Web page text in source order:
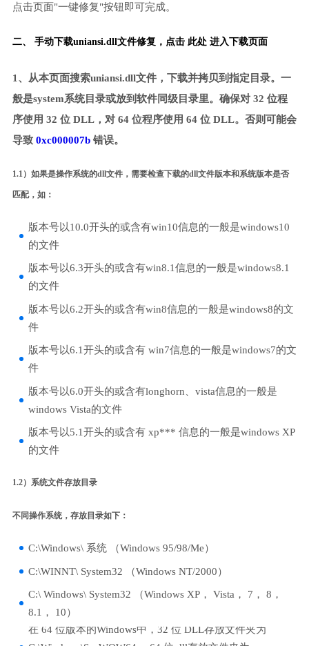
点击页面"一键修复"按钮即可完成。
二、 手动下载uniansi.dll文件修复， 点击 此处 进入下载页面
1、从本页面搜索uniansi.dll文件，下载并拷贝到指定目录。一
般是system系统目录或放到软件同级目录里。确保对 32 位程
序使用 32 位 DLL，对 64 位程序使用 64 位 DLL。否则可能会
导致 0xc000007b错误。
1.1）如果是操作系统的dll文件，需要检查下载的dll文件版本和系统版本是否
匹配，如：
版本号以10.0开头的或含有win10信息的一般是windows10
的文件
版本号以6.3开头的或含有win8.1信息的一般是windows8.1
的文件
版本号以6.2开头的或含有win8信息的一般是windows8的文
件
版本号以6.1开头的或含有 win7信息的一般是windows7的文
件
版本号以6.0开头的或含有longhorn、vista信息的一般是
windows Vista的文件
版本号以5.1开头的或含有 xp*** 信息的一般是windows XP
的文件
1.2）系统文件存放目录
不同操作系统，存放目录如下：
C:\Windows\ 系统 （Windows 95/98/Me）
C:\WINNT\ System32 （Windows NT/2000）
C:\ Windows\ System32 （Windows XP， Vista， 7， 8，
8.1， 10）
在 64 位版本的Windows中，32 位 DLL存放文件夹为